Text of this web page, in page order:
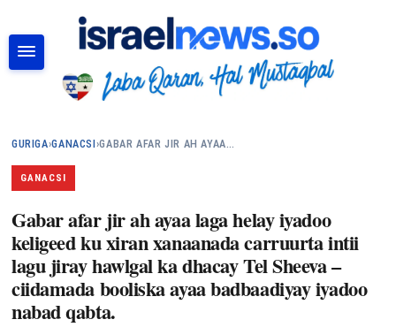
GURIGA›GANACSI ›GABAR AFAR JIR AH AYAA…
GANACSI
Gabar afar jir ah ayaa laga helay iyadoo
keligeed ku xiran xanaanada carruurta intii
lagu jiray hawlgal ka dhacay Tel Sheeva –
ciidamada booliska ayaa badbaadiyay iyadoo
nabad qabta.